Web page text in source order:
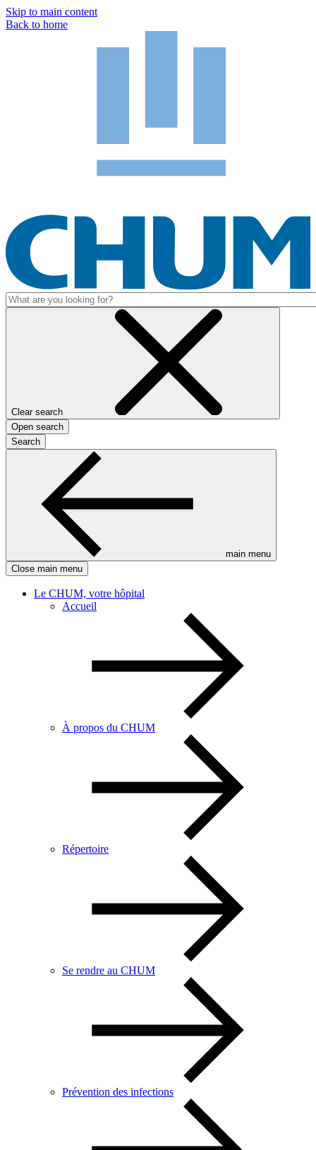
Skip to main content
Back to home
Clear search
Open search
Search
main menu
Close main menu
Le CHUM, votre hôpital
Accueil
À propos du CHUM
Répertoire
Se rendre au CHUM
Prévention des infections